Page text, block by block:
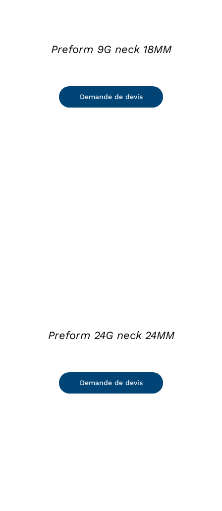
Preform 9G neck 18MM
Demande de devis
Preform 24G neck 24MM
Demande de devis